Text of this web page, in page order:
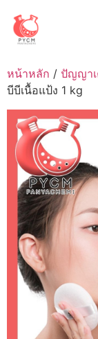
content
หน้าหลัก / ปัญญา
บีบีเนื้อแป้ง 1 kg